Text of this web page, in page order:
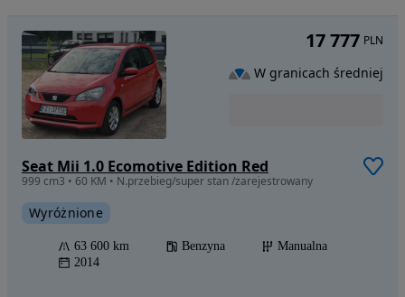
Seat Mii 1.0 Ecomotive Edition Red
999 cm3 • 60 KM • N.przebieg/super stan /zarejestrowany
Wyróżnione
63 600 km Benzyna
Manualna
2014
17 777 PLN
W granicach średniej